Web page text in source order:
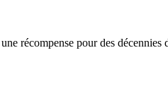
récompense pour des